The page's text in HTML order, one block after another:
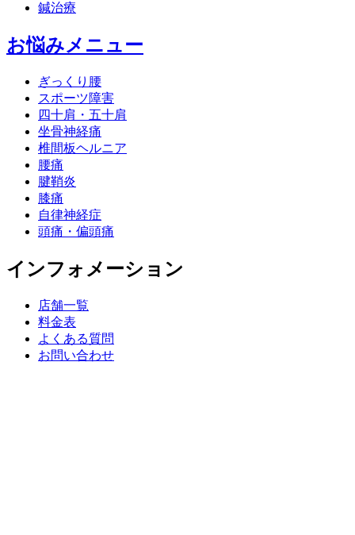
鍼治療
お悩みメニュー
ぎっくり腰
スポーツ障害
四十肩・五十肩
坐骨神経痛
椎間板ヘルニア
腰痛
腱鞘炎
膝痛
自律神経症
頭痛・偏頭痛
インフォメーション
店舗一覧
料金表
よくある質問
お問い合わせ